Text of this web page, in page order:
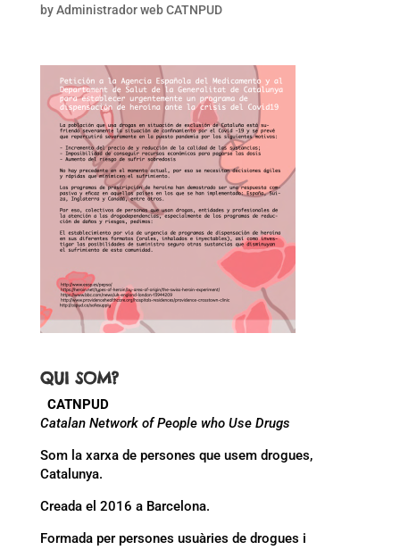
byAdministrador web CATNPUD
QUI SOM?
CATNPUD
Catalan Network of People who Use Drugs
Som la xarxa de persones que usem drogues,
Catalunya.
Creada el 2016 a Barcelona.
Formada per persones usuàries de drogues i